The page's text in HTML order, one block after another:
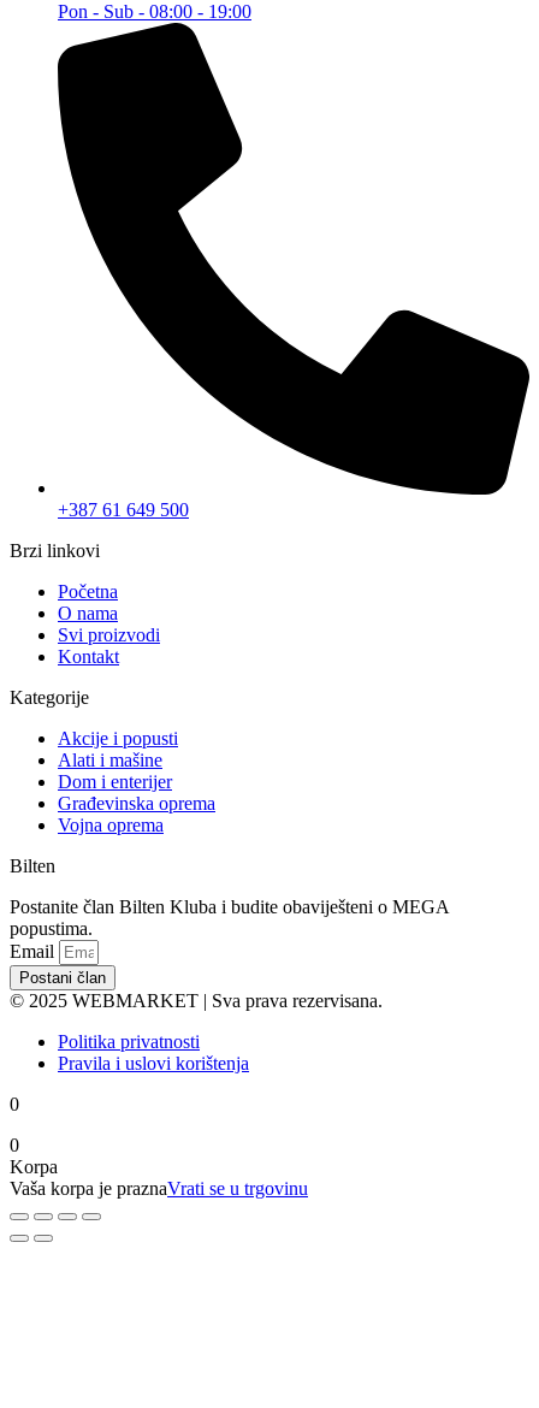
Pon - Sub - 08:00 - 19:00
+387 61 649 500
Brzi linkovi
Početna
O nama
Svi proizvodi
Kontakt
Kategorije
Akcije i popusti
Alati i mašine
Dom i enterijer
Građevinska oprema
Vojna oprema
Bilten
Postanite član Bilten Kluba i budite obaviješteni o MEGA
popustima.
Email
Postani član
© 2025 WEBMARKET | Sva prava rezervisana.
Politika privatnosti
Pravila i uslovi korištenja
0
0
Korpa
Vaša korpa je praznaVrati se u trgovinu